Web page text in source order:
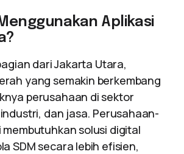
Aplikasi
dari Jakarta Utara,
yang semakin berkembang
perusahaan di sektor
dan jasa. Perusahaan-
solusi digital
SDM secara lebih efisien,